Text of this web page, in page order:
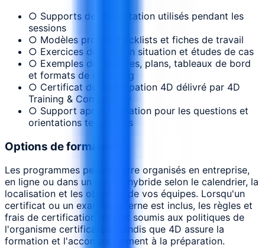
○ Supports de présentation utilisés pendant les
sessions
○ Modèles projet, checklists et fiches de travail
○ Exercices de mise en situation et études de cas
○ Exemples de registres, plans, tableaux de bord
et formats de reporting
○ Certificat de participation 4D délivré par 4D
Training & Consultancy
○ Support après formation pour les questions et
orientations techniques
Options de formation
Les programmes peuvent être organisés en entreprise,
en ligne ou dans un format hybride selon le calendrier, la
localisation et les objectifs de vos équipes. Lorsqu'un
certificat ou un examen externe est inclus, les règles et
frais de certification restent soumis aux politiques de
l'organisme certificateur, tandis que 4D assure la
formation et l'accompagnement à la préparation.